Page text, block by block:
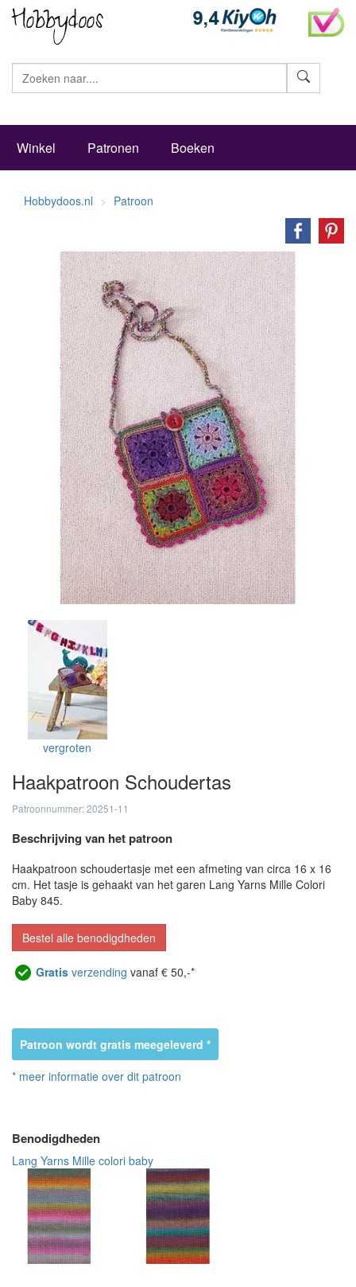
Winkel Patronen Boeken
Hobbydoos.nl Patroon
vergroten
Haakpatroon Schoudertas
Patroonnummer: 20251-11
Beschrijving van het patroon
Haakpatroon schoudertasje met een afmeting van circa 16 x 16
cm. Het tasje is gehaakt van het garen Lang Yarns Mille Colori
Baby 845.
Bestel alle benodigdheden
Gratis verzending vanaf € 50,-*
Patroon wordt gratis meegeleverd *
* meer informatie over dit patroon
Benodigdheden
Lang Yarns Mille colori baby